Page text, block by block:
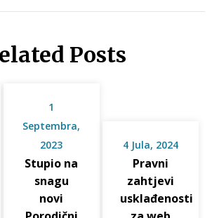
Posts
1
Septembra,
2023
Stupio na
snagu
novi
4 Jula, 2024
Pravni
zahtjevi
usklađenosti